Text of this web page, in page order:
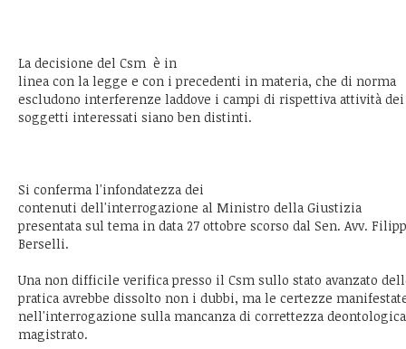
La decisione del Csm è in
linea con la legge e con i precedenti in materia, che di norma
escludono interferenze laddove i campi di rispettiva attività dei
soggetti interessati siano ben distinti.
Si conferma l'infondatezza dei
contenuti dell'interrogazione al Ministro della Giustizia
presentata sul tema in data 27 ottobre scorso dal Sen. Avv.
Berselli.
Una non difficile verifica presso il Csm sullo stato avanzato
pratica avrebbe dissolto non i dubbi, ma le certezze
nell'interrogazione sulla mancanza di correttezza
magistrato.